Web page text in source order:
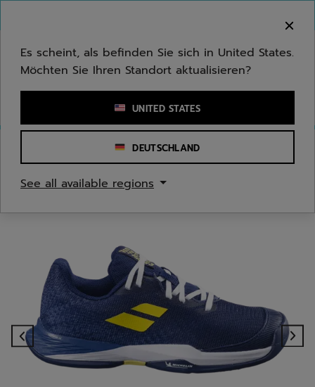
Stichwort oder Artikelnummer eingeben
Previous
Es scheint, als befinden Sie sich in United States.
Möchten Sie Ihren Standort aktualisieren?
UNITED STATES
DEUTSCHLAND
See all available regions